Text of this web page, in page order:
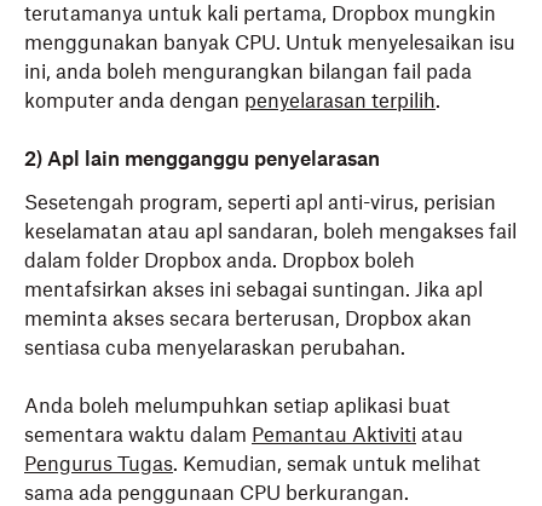
terutamanya untuk kali pertama, Dropbox mungkin
menggunakan banyak CPU. Untuk menyelesaikan isu
ini, anda boleh mengurangkan bilangan fail pada
komputer anda dengan penyelarasan terpilih.
2) Apl lain mengganggu penyelarasan
Sesetengah program, seperti apl anti-virus, perisian
keselamatan atau apl sandaran, boleh mengakses fail
dalam folder Dropbox anda. Dropbox boleh
mentafsirkan akses ini sebagai suntingan. Jika apl
meminta akses secara berterusan, Dropbox akan
sentiasa cuba menyelaraskan perubahan.
Anda boleh melumpuhkan setiap aplikasi buat
sementara waktu dalam Pemantau Aktiviti atau
Pengurus Tugas. Kemudian, semak untuk melihat
sama ada penggunaan CPU berkurangan.